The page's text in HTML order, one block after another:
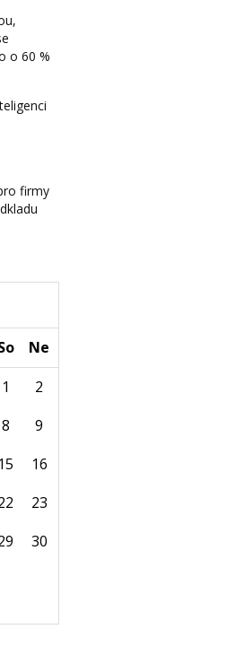
o 60 %
firmy
Ne
1
2
8
9
15
16
23
30